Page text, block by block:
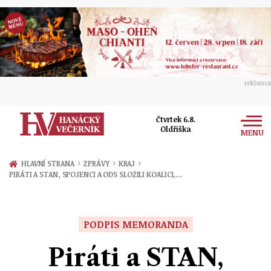
reklama
Čtvrtek 6.8.
Oldřiška
MENU
Zprávy
Ekonomika
HLAVNÍ STRANA › ZPRÁVY › KRAJ ›
PIRÁTI A STAN, SPOJENCI A ODS SLOŽILI KOALICI,…
PODPIS MEMORANDA
Piráti a STAN,